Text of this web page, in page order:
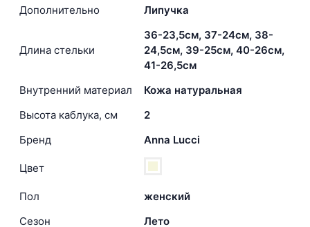
Дополнительно
Липучка
Длина стельки
36-23,5см, 37-24см, 38-
24,5см, 39-25см, 40-26см,
41-26,5см
Внутренний материал
Кожа натуральная
Высота каблука, см
2
Бренд
Anna Lucci
Цвет
Пол
женский
Сезон
Лето